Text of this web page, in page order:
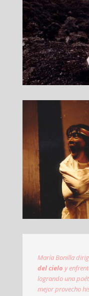
María Bonilla
del cielo y
logrando una
mejor provecho